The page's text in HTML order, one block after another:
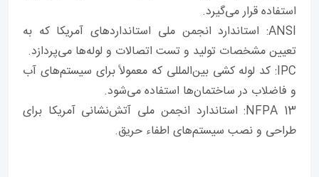
استفاده قرار می‌گیرد.
ANSI: استاندارد انجمن ملی استانداردهای آمریکا که به
تعیین مشخصات تولید و تست اتصالات و لوله‌ها می‌پردازد.
IPC: کد لوله کشی بین‌المللی که معمولاً برای سیستم‌های آب
و فاضلاب در ساختمان‌ها استفاده می‌شود.
NFPA 13: استاندارد انجمن ملی آتش‌نشانی آمریکا برای
طراحی و نصب سیستم‌های اطفاء حریق.